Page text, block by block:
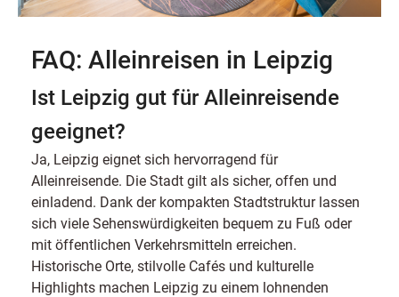
FAQ: Alleinreisen in Leipzig
Ist Leipzig gut für Alleinreisende
geeignet?
Ja, Leipzig eignet sich hervorragend für
Alleinreisende. Die Stadt gilt als sicher, offen und
einladend. Dank der kompakten Stadtstruktur lassen
sich viele Sehenswürdigkeiten bequem zu Fuß oder
mit öffentlichen Verkehrsmitteln erreichen.
Historische Orte, stilvolle Cafés und kulturelle
Highlights machen Leipzig zu einem lohnenden